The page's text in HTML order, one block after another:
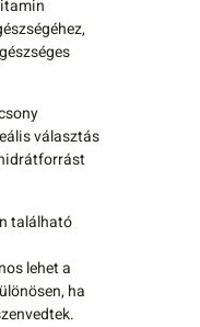
választás
található
lehet a
ha